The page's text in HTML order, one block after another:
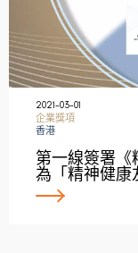
2021-03-01
企業獎項
香港
第一線簽署《
為「精神健康